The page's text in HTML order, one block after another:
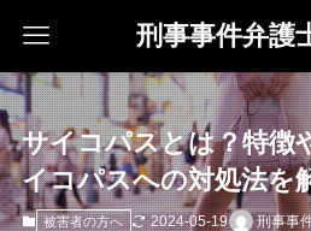
刑事事件弁護
サイコパスとは？特徴
イコパスへの対処法を
被害者の方へ 2024-05-19 刑事事